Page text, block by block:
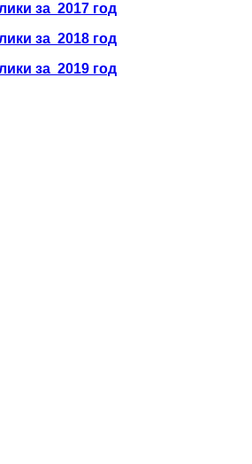
за 2017 год
за 2018 год
за 2019 год